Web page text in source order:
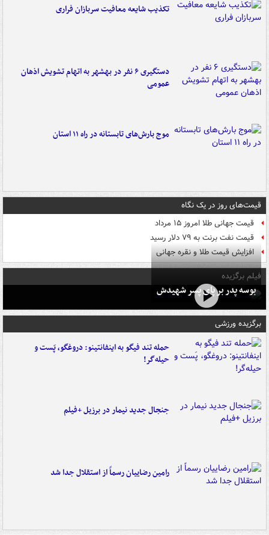
تکذیب شایعه معافیت سربازان فراری
دستگیری ۶ نفر در بهشهر به اتهام تشویش اذهان
عمومی
موج بارش‌های تابستانه در راه ۱۱ استان
قیمت‌های روز در یک نگاه
قیمت جهانی طلا امروز ۱۵ مرداد
قیمت نفت برنت به ۷۹ دلار رسید
افزایش قیمت طلا و نقره جهانی
فیلم برگزیده
بوسه‌ پدر بر پای پسر شهیدش
برگزیده ورزشی
حمله تند فیگو به اینفانتینو: دروغگو، پَست‌ و
حیله‌گر!
جنجال جدید نیمار در برزیل +فیلم
رامین رضاییان رسماً از استقلال جدا شد